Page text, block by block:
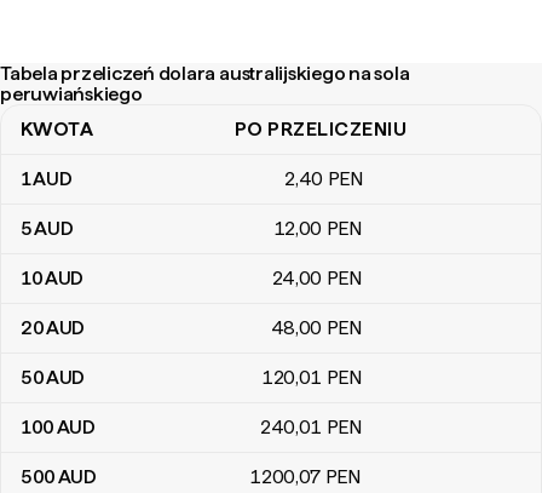
Tabela przeliczeń dolara australijskiego na sola
peruwiańskiego
Tabela przeliczeń dolara australijskiego na sola peruwiańskiego
KWOTA PO PRZELICZENIU
1AUD 2,40 PEN
5AUD 12,00 PEN
10AUD 24,00 PEN
20AUD 48,00 PEN
50AUD 120,01 PEN
100AUD 240,01 PEN
500AUD 1200,07 PEN